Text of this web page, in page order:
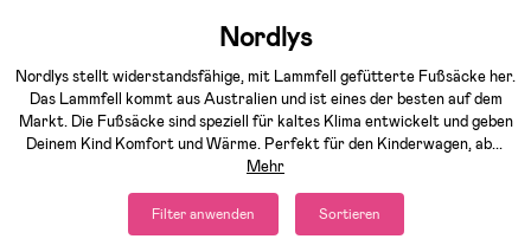
Nordlys
Nordlys stellt widerstandsfähige, mit Lammfell gefütterte Fußsäcke her.
Das Lammfell kommt aus Australien und ist eines der besten auf dem
Markt. Die Fußsäcke sind speziell für kaltes Klima entwickelt und geben
Deinem Kind Komfort und Wärme. Perfekt für den Kinderwagen, ab...
Mehr
Filter anwenden Sortieren